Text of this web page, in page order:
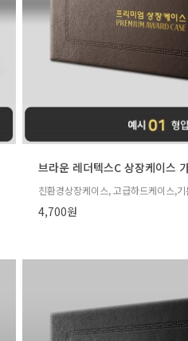
브라운 레더텍스C 상장케이스
친환경상장케이스, 고급하드케이스,
4,700원